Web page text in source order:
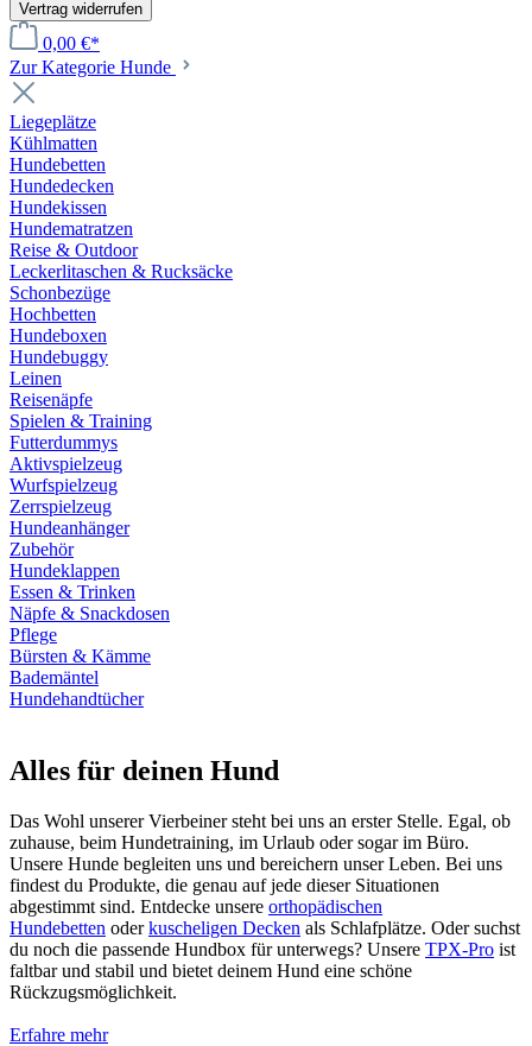
Vertrag widerrufen
0,00 €*
Zur Kategorie Hunde
Liegeplätze
Kühlmatten
Hundebetten
Hundedecken
Hundekissen
Hundematratzen
Reise & Outdoor
Leckerlitaschen & Rucksäcke
Schonbezüge
Hochbetten
Hundeboxen
Hundebuggy
Leinen
Reisenäpfe
Spielen & Training
Futterdummys
Aktivspielzeug
Wurfspielzeug
Zerrspielzeug
Hundeanhänger
Zubehör
Hundeklappen
Essen & Trinken
Näpfe & Snackdosen
Pflege
Bürsten & Kämme
Bademäntel
Hundehandtücher
Alles für deinen Hund
Das Wohl unserer Vierbeiner steht bei uns an erster Stelle. Egal, ob
zuhause, beim Hundetraining, im Urlaub oder sogar im Büro.
Unsere Hunde begleiten uns und bereichern unser Leben. Bei uns
findest du Produkte, die genau auf jede dieser Situationen
abgestimmt sind. Entdecke unsere orthopädischen
Hundebetten oderkuscheligen Decken als Schlafplätze. Oder suchst
du noch die passende Hundbox für unterwegs? Unsere TPX-Pro ist
faltbar und stabil und bietet deinem Hund eine schöne
Rückzugsmöglichkeit.
Erfahre mehr